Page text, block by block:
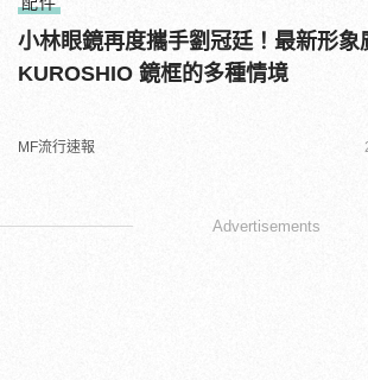
小林眼鏡再度攜手劉冠廷！最新形象
KUROSHIO 鏡框的多種情境
MF流行速報
Advertisements